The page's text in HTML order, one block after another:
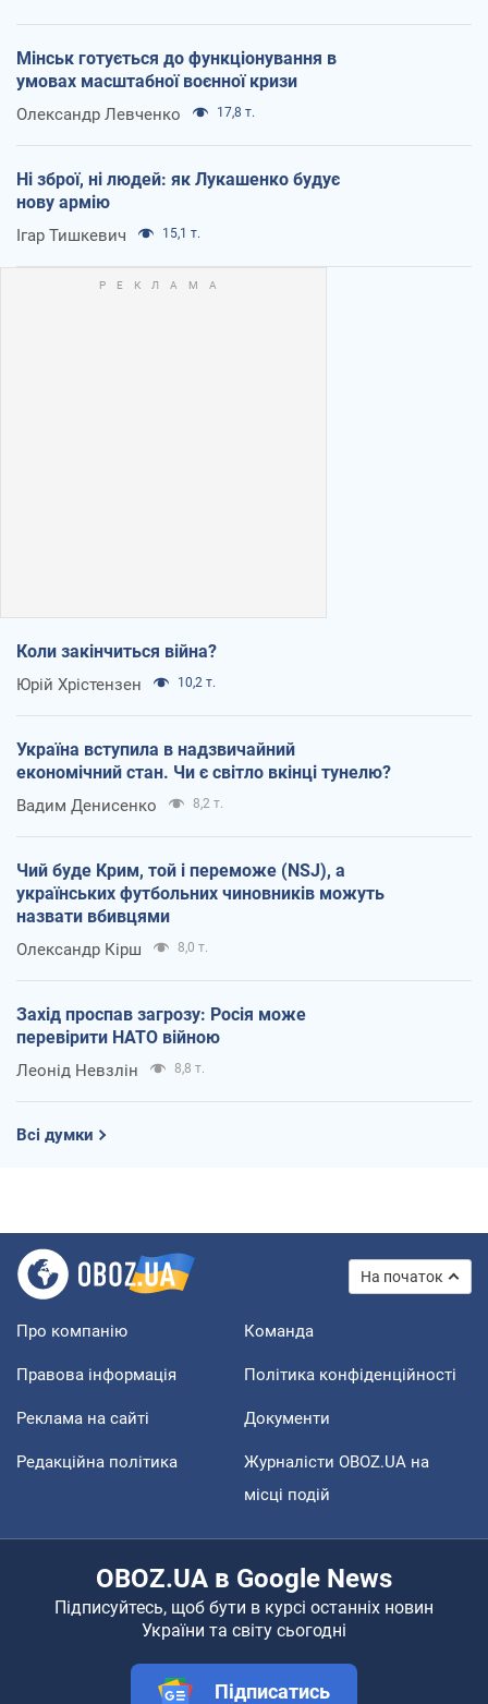
Мінськ готується до функціонування в
умовах масштабної воєнної кризи
Олександр Левченко 17,8 т.
Ні зброї, ні людей: як Лукашенко будує
нову армію
Ігар Тишкевич 15,1 т.
Коли закінчиться війна?
Юрій Хрістензен 10,2 т.
Україна вступила в надзвичайний
економічний стан. Чи є світло вкінці тунелю?
Вадим Денисенко 8,2 т.
Чий буде Крим, той і переможе (NSJ), а
українських футбольних чиновників можуть
назвати вбивцями
Олександр Кірш 8,0 т.
Захід проспав загрозу: Росія може
перевірити НАТО війною
Леонід Невзлін 8,8 т.
Всі думки
На початок
Про компанію Команда
Правова інформація Політика конфіденційності
Реклама на сайті Документи
Редакційна політика
Журналісти OBOZ.UA на
місці подій
OBOZ.UA в Google News
Підписуйтесь, щоб бути в курсі останніх новин
України та світу сьогодні
Підписатись